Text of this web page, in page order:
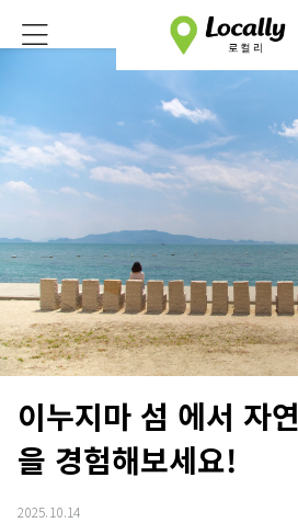
이누지마 섬 에서 자
을 경험해보세요!
2025.10.14